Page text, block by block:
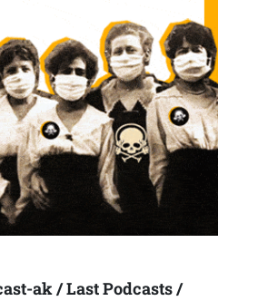
ak / Last Podcasts /